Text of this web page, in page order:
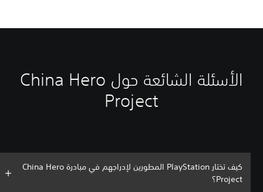
الأسئلة الشائعة حول China Hero
Project
كيف تختار PlayStation المطورين لإدراجهم في مبادرة China Hero
Project؟